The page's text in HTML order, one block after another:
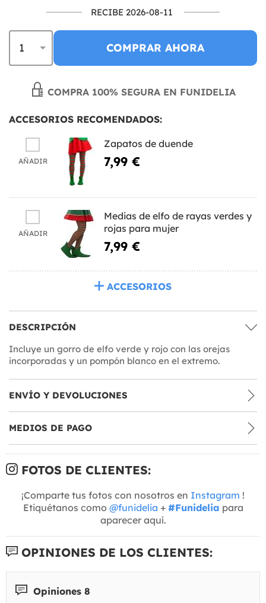
RECIBE 2026-08-11
COMPRAR AHORA
COMPRA 100% SEGURA EN FUNIDELIA
ACCESORIOS RECOMENDADOS:
AÑADIR
Zapatos de duende
7,99 €
AÑADIR
Medias de elfo de rayas verdes y
rojas para mujer
7,99 €
ACCESORIOS
DESCRIPCIÓN
Incluye un gorro de elfo verde y rojo con las orejas
incorporadas y un pompón blanco en el extremo.
ENVÍO Y DEVOLUCIONES
MEDIOS DE PAGO
FOTOS DE CLIENTES:
¡Comparte tus fotos con nosotros en Instagram !
Etiquétanos como @funidelia + #Funidelia para
aparecer aquí.
OPINIONES DE LOS CLIENTES:
Opiniones 8